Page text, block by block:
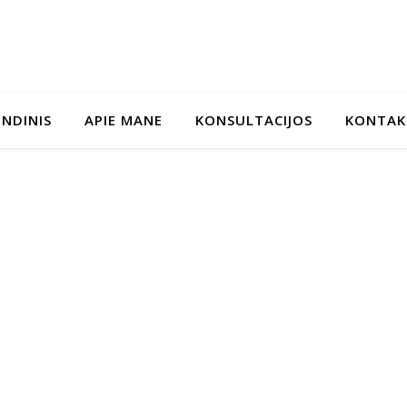
APIE MANE KONSULTACIJOS